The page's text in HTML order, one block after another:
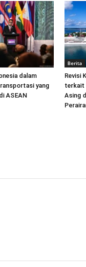
dalam
yang
ASEAN
Berita
Revisi
terkait
Asing